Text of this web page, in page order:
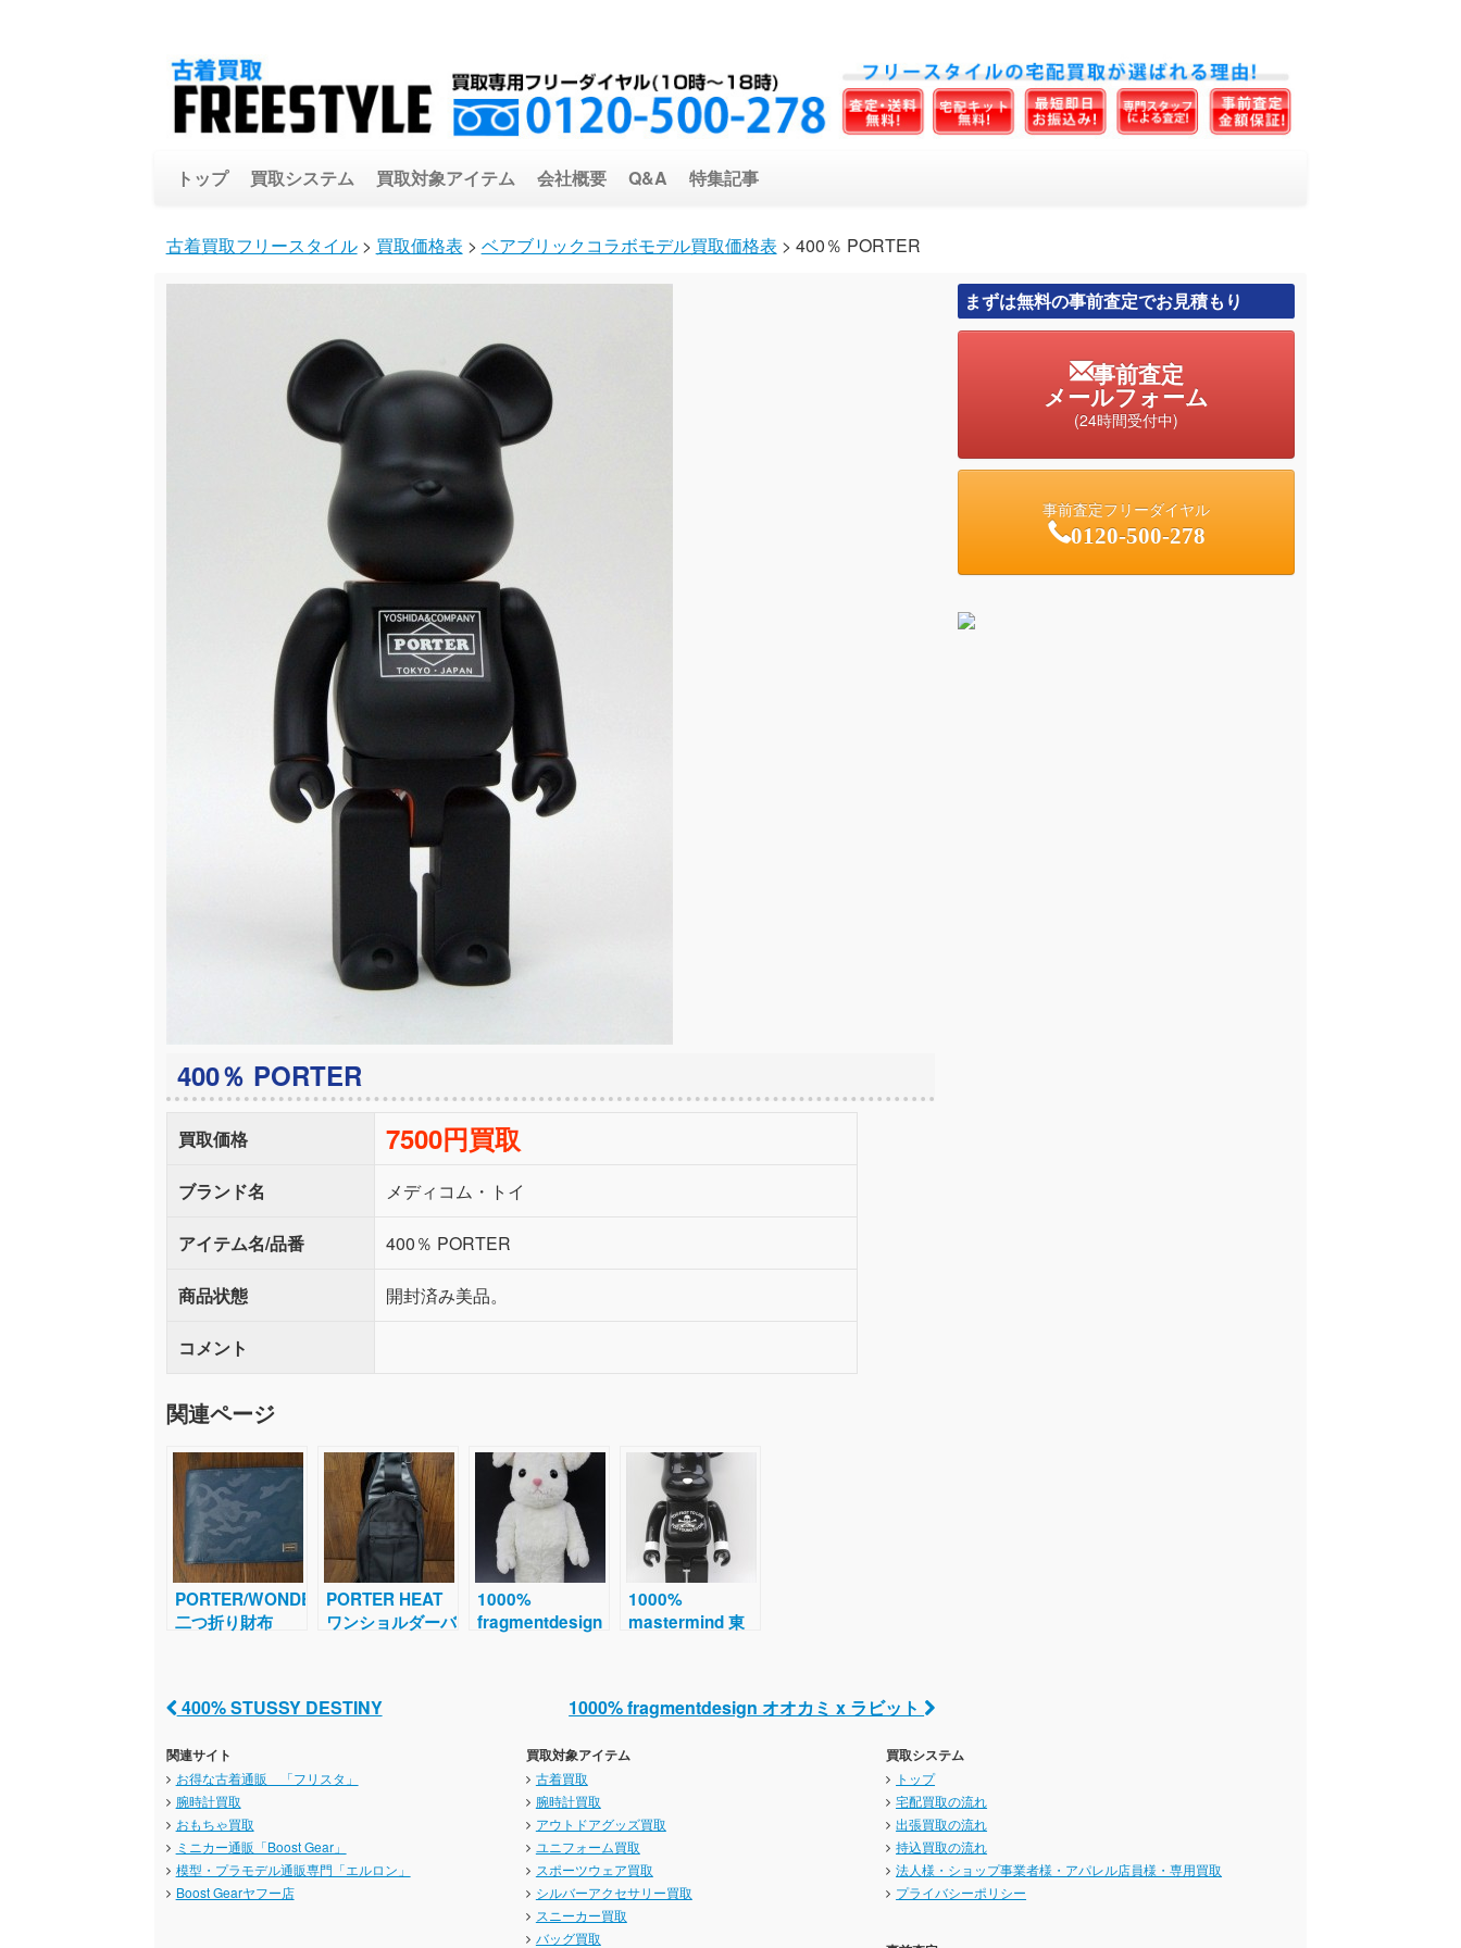
トップ 買取システム 買取対象アイテム 会社概要 Q&A 特集記事
古着買取フリースタイル> 買取価格表 > ベアブリックコラボモデル買取価格表 > 400％ PORTER
400％ PORTER
買取価格 7500円買取
ブランド名 メディコム・トイ
アイテム名/品番 400％ PORTER
商品状態 開封済み美品。
コメント
関連ページ
PORTER/WONDER/
二つ折り財布
PORTER HEAT
ワンショルダーバ
1000%
fragmentdesign
1000%
mastermind 東
Post navigation
400% STUSSY DESTINY 1000% fragmentdesign オオカミ x ラビット
まずは無料の事前査定でお見積もり
事前査定
メールフォーム
(24時間受付中)
事前査定フリーダイヤル
0120-500-278
関連サイト
お得な古着通販 「フリスタ」
腕時計買取
おもちゃ買取
ミニカー通販「Boost Gear」
模型・プラモデル通販専門「エルロン」
Boost Gearヤフー店
買取対象アイテム
古着買取
腕時計買取
アウトドアグッズ買取
ユニフォーム買取
スポーツウェア買取
シルバーアクセサリー買取
スニーカー買取
バッグ買取
買取システム
トップ
宅配買取の流れ
出張買取の流れ
持込買取の流れ
法人様・ショップ事業者様・アパレル店員様・専用買取
プライバシーポリシー